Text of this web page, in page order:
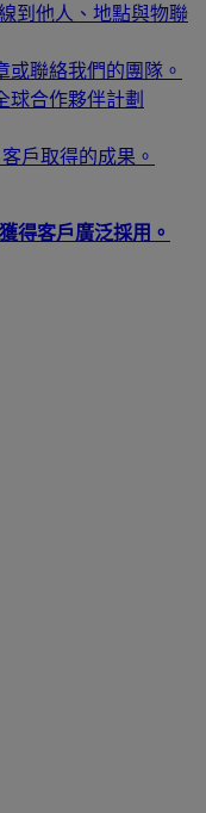
到他人、地點與物聯
或聯絡我們的團隊。
球合作夥伴計劃
戶取得的成果。
得客戶廣泛採用。